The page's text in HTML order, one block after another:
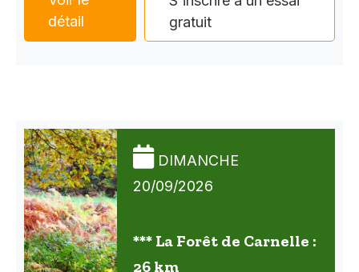
détail
gratuit
DIMANCHE
20/09/2026
*** La Forêt de Carnelle :
26 km